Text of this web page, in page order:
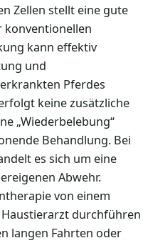
Zellen stellt eine gute
konventionellen
kann effektiv
und
Pferdes
keine zusätzliche
„Wiederbelebung“
Behandlung. Bei
es sich um eine
Abwehr.
von einem
durchführen
langen Fahrten oder